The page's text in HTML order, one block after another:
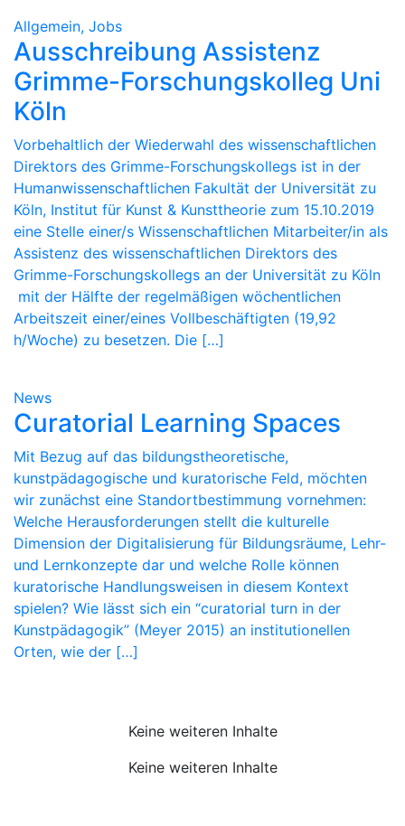
Allgemein, Jobs
Ausschreibung Assistenz
Grimme-Forschungskolleg Uni
Köln
Vorbehaltlich der Wiederwahl des wissenschaftlichen
Direktors des Grimme-Forschungskollegs ist in der
Humanwissenschaftlichen Fakultät der Universität zu
Köln, Institut für Kunst & Kunsttheorie zum 15.10.2019
eine Stelle einer/s Wissenschaftlichen Mitarbeiter/in als
Assistenz des wissenschaftlichen Direktors des
Grimme-Forschungskollegs an der Universität zu Köln
mit der Hälfte der regelmäßigen wöchentlichen
Arbeitszeit einer/eines Vollbeschäftigten (19,92
h/Woche) zu besetzen. Die […]
News
Curatorial Learning Spaces
Mit Bezug auf das bildungstheoretische,
kunstpädagogische und kuratorische Feld, möchten
wir zunächst eine Standortbestimmung vornehmen:
Welche Herausforderungen stellt die kulturelle
Dimension der Digitalisierung für Bildungsräume, Lehr-
und Lernkonzepte dar und welche Rolle können
kuratorische Handlungsweisen in diesem Kontext
spielen? Wie lässt sich ein “curatorial turn in der
Kunstpädagogik” (Meyer 2015) an institutionellen
Orten, wie der […]
Keine weiteren Inhalte
Keine weiteren Inhalte